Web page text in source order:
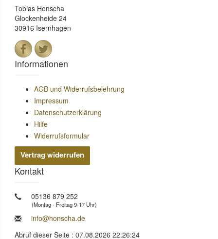
Tobias Honscha
Glockenheide 24
30916 Isernhagen
Informationen
AGB und Widerrufsbelehrung
Impressum
Datenschutzerklärung
Hilfe
Widerrufsformular
Vertrag widerrufen
Kontakt
05136 879 252
(Montag - Freitag 9-17 Uhr)
info@honscha.de
Abruf dieser Seite : 07.08.2026 22:26:24